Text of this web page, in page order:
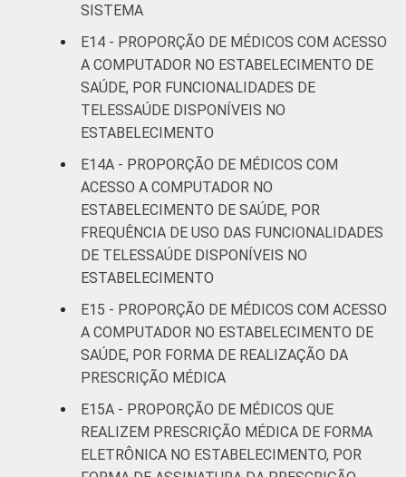
SISTEMA
E14 - PROPORÇÃO DE MÉDICOS COM ACESSO
A COMPUTADOR NO ESTABELECIMENTO DE
SAÚDE, POR FUNCIONALIDADES DE
TELESSAÚDE DISPONÍVEIS NO
ESTABELECIMENTO
E14A - PROPORÇÃO DE MÉDICOS COM
ACESSO A COMPUTADOR NO
ESTABELECIMENTO DE SAÚDE, POR
FREQUÊNCIA DE USO DAS FUNCIONALIDADES
DE TELESSAÚDE DISPONÍVEIS NO
ESTABELECIMENTO
E15 - PROPORÇÃO DE MÉDICOS COM ACESSO
A COMPUTADOR NO ESTABELECIMENTO DE
SAÚDE, POR FORMA DE REALIZAÇÃO DA
PRESCRIÇÃO MÉDICA
E15A - PROPORÇÃO DE MÉDICOS QUE
REALIZEM PRESCRIÇÃO MÉDICA DE FORMA
ELETRÔNICA NO ESTABELECIMENTO, POR